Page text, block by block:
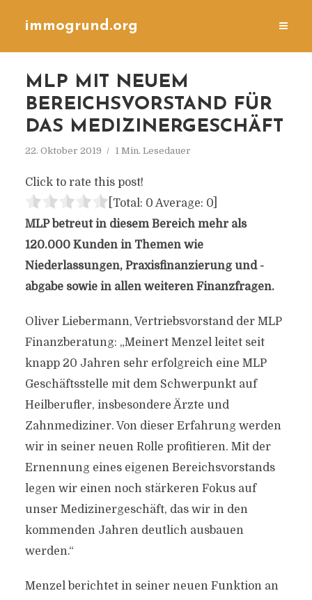
immogrund.org
MLP MIT NEUEM
BEREICHSVORSTAND FÜR
DAS MEDIZINERGESCHÄFT
22. Oktober 2019 1 Min. Lesedauer
Click to rate this post!
[Total: 0 Average: 0]
MLP betreut in diesem Bereich mehr als
120.000 Kunden in Themen wie
Niederlassungen, Praxisfinanzierung und -
abgabe sowie in allen weiteren Finanzfragen.
Oliver Liebermann, Vertriebsvorstand der MLP
Finanzberatung: „Meinert Menzel leitet seit
knapp 20 Jahren sehr erfolgreich eine MLP
Geschäftsstelle mit dem Schwerpunkt auf
Heilberufler, insbesondere Ärzte und
Zahnmediziner. Von dieser Erfahrung werden
wir in seiner neuen Rolle profitieren. Mit der
Ernennung eines eigenen Bereichsvorstands
legen wir einen noch stärkeren Fokus auf
unser Medizinergeschäft, das wir in den
kommenden Jahren deutlich ausbauen
werden.“
Menzel berichtet in seiner neuen Funktion an